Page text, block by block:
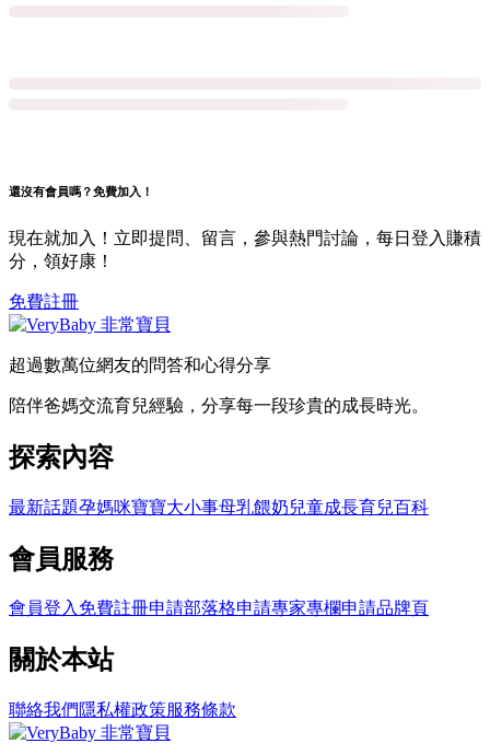
還沒有會員嗎？免費加入！
現在就加入！立即提問、留言，參與熱門討論，每日登入賺積
分，領好康！
免費註冊
超過數萬位網友的問答和心得分享
陪伴爸媽交流育兒經驗，分享每一段珍貴的成長時光。
探索內容
最新話題孕媽咪寶寶大小事母乳餵奶兒童成長育兒百科
會員服務
會員登入免費註冊申請部落格申請專家專欄申請品牌頁
關於本站
聯絡我們 隱私權政策服務條款